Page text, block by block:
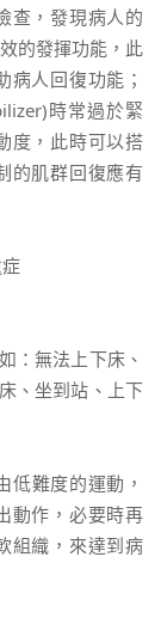
查，發現病人的
的發揮功能，此
病人回復功能；
時常過於緊
度，此時可以搭
的肌群回復應有
：無法上下床、
、坐到站、上下
低難度的運動，
動作，必要時再
組織，來達到病